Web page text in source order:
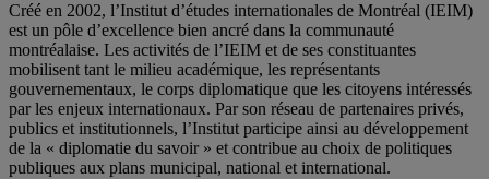
Créé en 2002, l’Institut d’études internationales de Montréal (IEIM)
est un pôle d’excellence bien ancré dans la communauté
montréalaise. Les activités de l’IEIM et de ses constituantes
mobilisent tant le milieu académique, les représentants
gouvernementaux, le corps diplomatique que les citoyens intéressés
par les enjeux internationaux. Par son réseau de partenaires privés,
publics et institutionnels, l’Institut participe ainsi au développement
de la « diplomatie du savoir » et contribue au choix de politiques
publiques aux plans municipal, national et international.